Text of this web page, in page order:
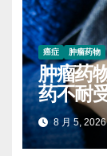
癌症 肿瘤药物
肿瘤药
药不耐
服药量
8 月 5, 2026